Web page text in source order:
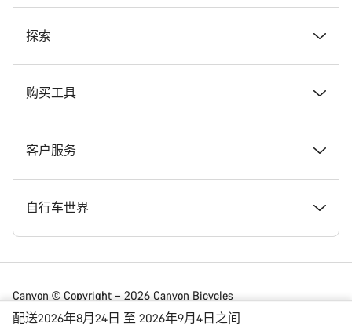
配送2026年8月24日 至 2026年9月4日之间
奖项
在 Canyon 工作
Canyon 新闻发布室
条款和条件
法律披露
数据保护声明
探索
新闻和故事
提示和建议
Canyon Home Koblenz
会员礼遇
Canyon App
购买工具
找到您梦寐以求的 Canyon 自行车
现货自行车
找到您的 Canyon 尺寸
自行车对比
客户服务
支持中心
服务网点
送货
自行车世界
公路车
砾石车
Canyon © Copyright – 2026 Canyon Bicycles
GmbH – 保留所有权利